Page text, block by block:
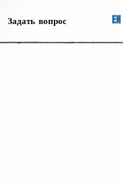
Задать вопрос EN